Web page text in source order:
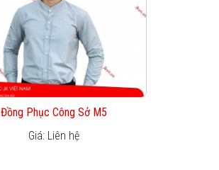
Đồng Phục Công Sở M5
Giá: Liên hệ